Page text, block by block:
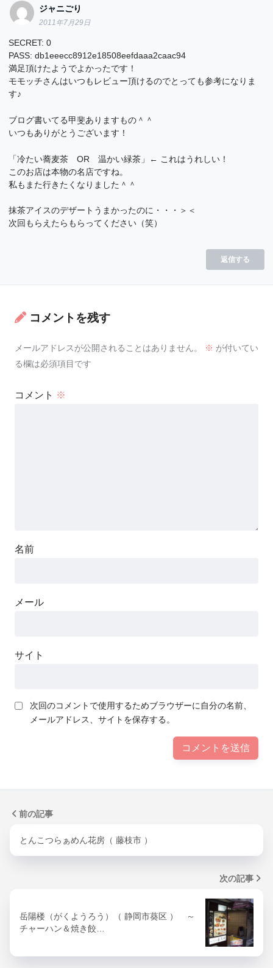
ジャニごり
2011年7月29日
SECRET: 0
PASS: db1eeecc8912e18508eefdaaa2caac94
満足頂けたようでよかったです！
モモッチさんはいつもレビュー頂けるのでとっても参考になりま
す♪
ブログ書いてる甲斐ありますもの＾＾
いつもありがとうございます！
「冷たい蕎麦茶 OR 温かい緑茶」← これはうれしい！
このお店は本物の名店ですね。
私もまた行きたくなりました＾＾
抹茶アイスのデザートうまかったのに・・・＞＜
次回もらえたらもらってください（笑）
返信する
コメントを残す
メールアドレスが公開されることはありません。 ※ が付いてい
る欄は必須項目です
コメント ※
名前
メール
サイト
次回のコメントで使用するためブラウザーに自分の名前、
メールアドレス、サイトを保存する。
前の記事
とんこつらぁめん花房（ 藤枝市 ）
次の記事
岳陽楼（がくようろう）（ 静岡市葵区 ） ～
チャーハン＆焼き餃…